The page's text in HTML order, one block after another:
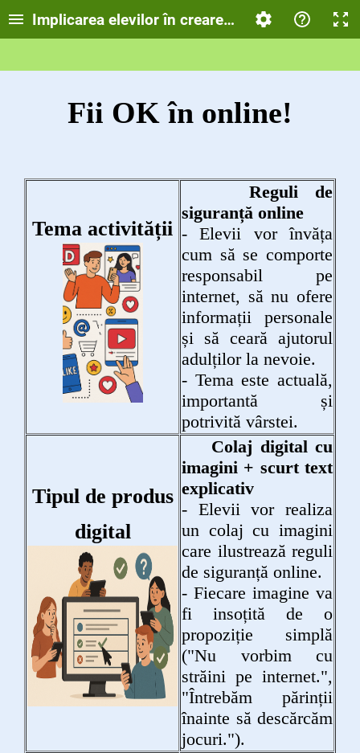
Implicarea elevilor în crearea de conținut
Fii OK în online!
Tema activității
Reguli de
siguranță online
- Elevii vor învăța
cum să se comporte
responsabil pe
internet, să nu ofere
informații personale
și să ceară ajutorul
adulților la nevoie.
- Tema este actuală,
importantă și
potrivită vârstei.
Tipul de produs
digital
Colaj digital cu
imagini + scurt text
explicativ
- Elevii vor realiza
un colaj cu imagini
care ilustrează reguli
de siguranță online.
- Fiecare imagine va
fi insoțită de o
propoziție simplă
("Nu vorbim cu
străini pe internet.",
"Întrebăm părinții
înainte să descărcăm
jocuri.").